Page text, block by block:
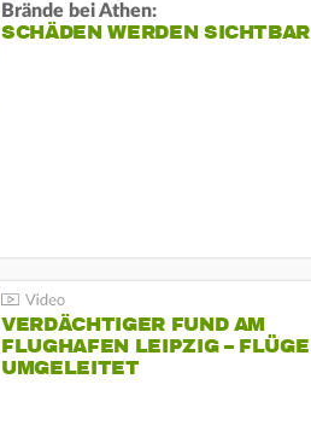
Brände bei Athen:
SCHÄDEN WERDEN SICHTBAR
VERDÄCHTIGER FUND AM
FLUGHAFEN LEIPZIG – FLÜGE
UMGELEITET